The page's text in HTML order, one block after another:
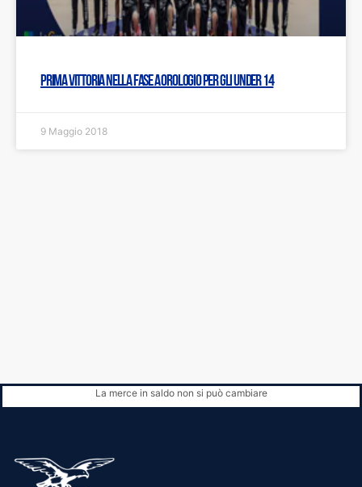
Prima vittoria nella fase a orologio per gli Under 14
9 Maggio 2018
La merce in saldo non si può cambiare